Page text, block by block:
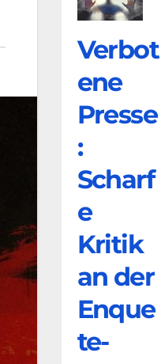
Verbot
ene
Presse
:
Scharf
e
Kritik
an der
Enque
te-